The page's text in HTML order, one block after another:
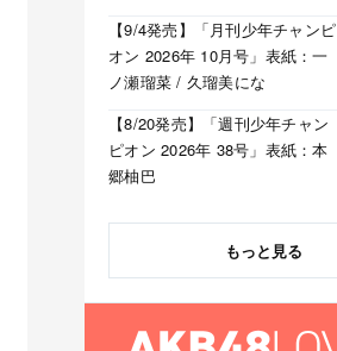
【9/4発売】「月刊少年チャンピ
オン 2026年 10月号」表紙：一
ノ瀬瑠菜 / 久瑠美にな
【8/20発売】「週刊少年チャン
ピオン 2026年 38号」表紙：本
郷柚巴
もっと見る